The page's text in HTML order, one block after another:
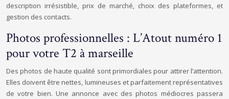
description irrésistible, prix de marché, choix des plateformes, et
gestion des contacts.
Photos professionnelles : L’Atout numéro 1
pour votre T2 à marseille
Des photos de haute qualité sont primordiales pour attirer l’attention.
Elles doivent être nettes, lumineuses et parfaitement représentatives
de votre bien. Une annonce avec des photos médiocres passera